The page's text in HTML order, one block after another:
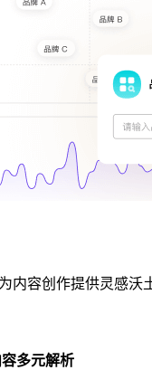
内容创作提供灵感沃
多元解析